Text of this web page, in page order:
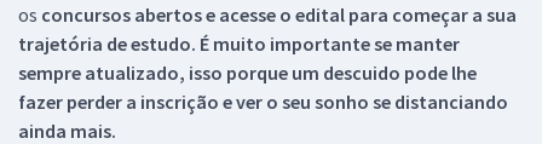
os concursos abertos e acesse o edital para começar a sua
trajetória de estudo. É muito importante se manter
sempre atualizado, isso porque um descuido pode lhe
fazer perder a inscrição e ver o seu sonho se distanciando
ainda mais.